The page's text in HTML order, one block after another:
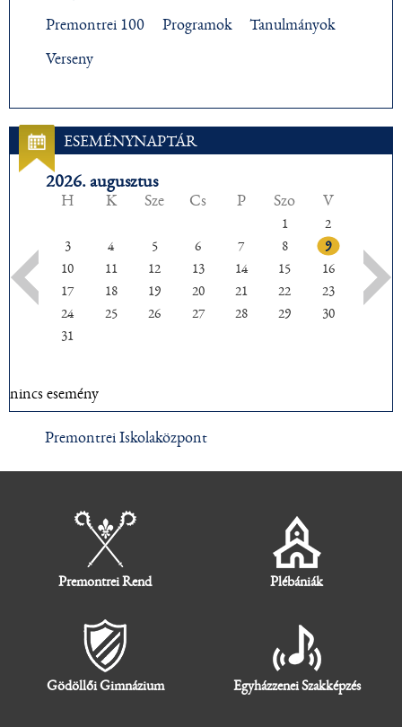
Premontrei 100 Programok Tanulmányok
Verseny
ESEMÉNYNAPTÁR
2026. augusztus
H K Sze Cs P Szo V
1
2
3
4 5 6 7 8
9
10
11 12 13 14 15
16
17
18 19 20 21 22
23
24
25 26 27 28 29
30
31
nincs esemény
Premontrei Iskolaközpont
Premontrei Rend Plébániák
Gödöllői Gimnázium Egyházzenei Szakképzés